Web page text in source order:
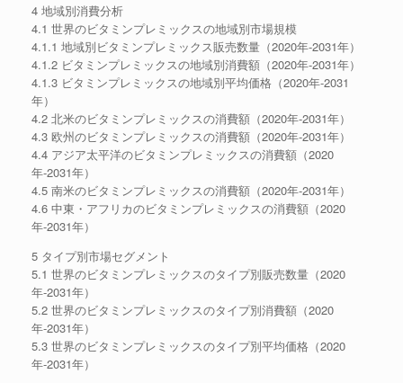
4 地域別消費分析
4.1 世界のビタミンプレミックスの地域別市場規模
4.1.1 地域別ビタミンプレミックス販売数量（2020年-2031年）
4.1.2 ビタミンプレミックスの地域別消費額（2020年-2031年）
4.1.3 ビタミンプレミックスの地域別平均価格（2020年-2031
年）
4.2 北米のビタミンプレミックスの消費額（2020年-2031年）
4.3 欧州のビタミンプレミックスの消費額（2020年-2031年）
4.4 アジア太平洋のビタミンプレミックスの消費額（2020
年-2031年）
4.5 南米のビタミンプレミックスの消費額（2020年-2031年）
4.6 中東・アフリカのビタミンプレミックスの消費額（2020
年-2031年）
5 タイプ別市場セグメント
5.1 世界のビタミンプレミックスのタイプ別販売数量（2020
年-2031年）
5.2 世界のビタミンプレミックスのタイプ別消費額（2020
年-2031年）
5.3 世界のビタミンプレミックスのタイプ別平均価格（2020
年-2031年）